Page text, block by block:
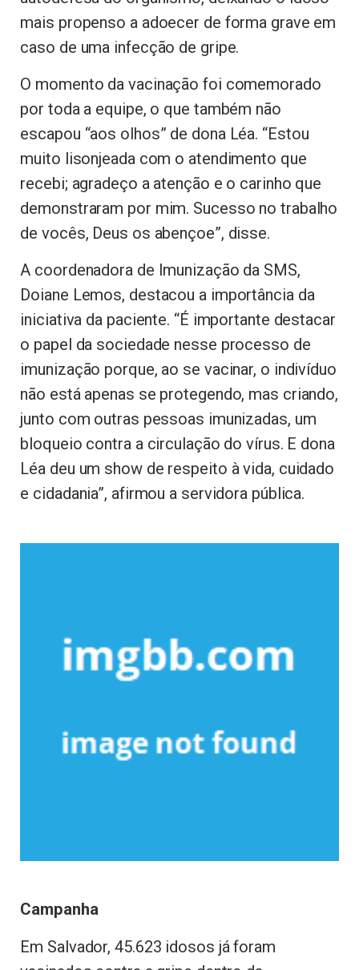
mais propenso a adoecer de forma grave em
caso de uma infecção de gripe.
O momento da vacinação foi comemorado
por toda a equipe, o que também não
escapou “aos olhos” de dona Léa. “Estou
muito lisonjeada com o atendimento que
recebi; agradeço a atenção e o carinho que
demonstraram por mim. Sucesso no trabalho
de vocês, Deus os abençoe”, disse.
A coordenadora de Imunização da SMS,
Doiane Lemos, destacou a importância da
iniciativa da paciente. “É importante destacar
o papel da sociedade nesse processo de
imunização porque, ao se vacinar, o indivíduo
não está apenas se protegendo, mas criando,
junto com outras pessoas imunizadas, um
bloqueio contra a circulação do vírus. E dona
Léa deu um show de respeito à vida, cuidado
e cidadania”, afirmou a servidora pública.
Campanha
Em Salvador, 45.623 idosos já foram